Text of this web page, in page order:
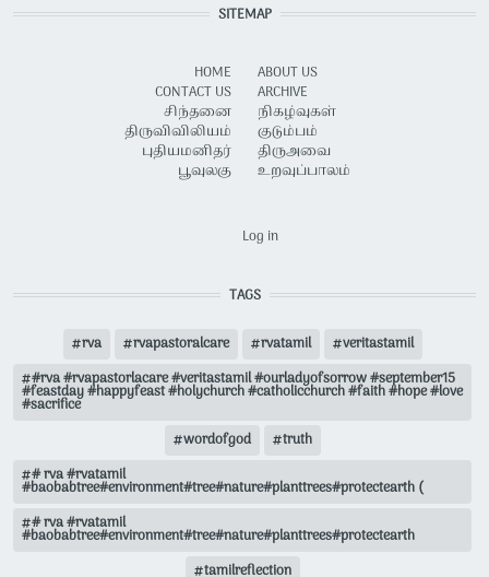
SITEMAP
HOME
CONTACT US
சிந்தனை
திருவிவிலியம்
புதியமனிதர்
பூவுலகு
ABOUT US
ARCHIVE
நிகழ்வுகள்
குடும்பம்
திருஅவை
உறவுப்பாலம்
Log in
TAGS
rva rvapastoralcare rvatamil
veritastamil
#rva #rvapastorlacare #veritastamil #ourladyofsorrow #september15
#feastday #happyfeast #holychurch #catholicchurch #faith #hope #love
#sacrifice
wordofgod
truth
# rva #rvatamil
#baobabtree#environment#tree#nature#planttrees#protectearth (
# rva #rvatamil
#baobabtree#environment#tree#nature#planttrees#protectearth
tamilreflection